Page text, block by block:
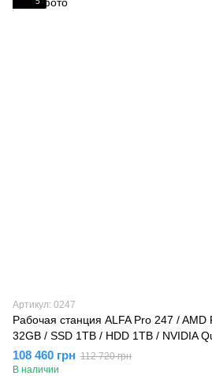
Артикул: 0247
Рабочая станция ALFA Pro 247 /
32GB / SSD 1TB / HDD 1TB / NVIDIA
108 460 грн 112 720 грн
В наличии